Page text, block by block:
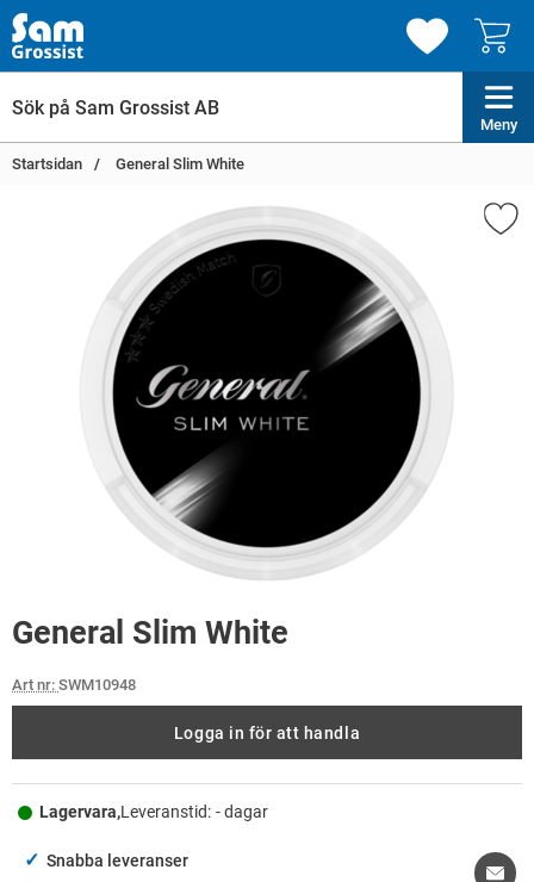
Meny
Startsidan General Slim White
General Slim White
Art nr: SWM10948
Logga in för att handla
Lagervara,Leveranstid: - dagar
✓ Snabba leveranser